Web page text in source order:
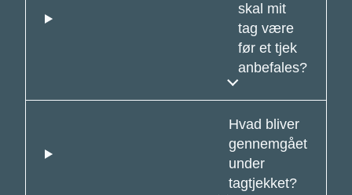
skal mit
tag være
før et tjek
anbefales?
Hvad bliver
gennemgået
under
tagtjekket?